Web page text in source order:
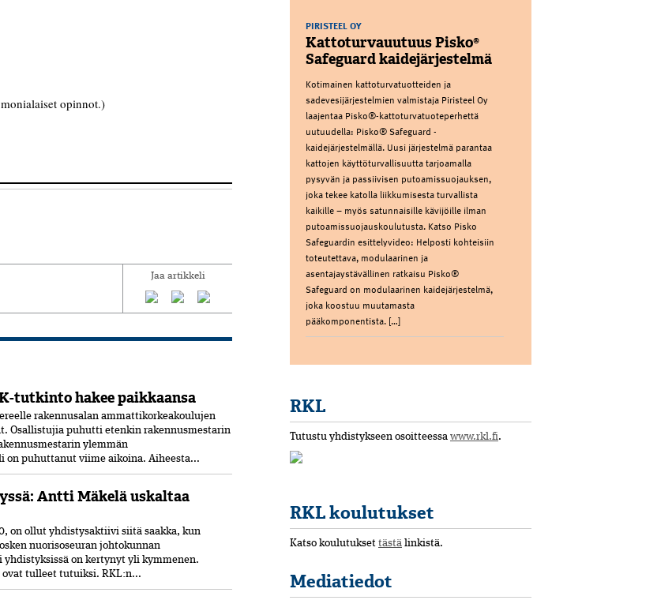
opinnot.)
Jaa artikkeli
tutkinto hakee paikkaansa
rakennusalan ammattikorkeakoulujen
Osallistujia puhutti etenkin rakennusmestarin
ylemmän
puhuttanut viime ­aikoina. ­Aiheesta...
Antti Mäkelä uskaltaa
on ollut yhdistysaktiivi siitä saakka, kun
nuoriso­seuran johtokunnan
on kertynyt yli kymmenen.
tulleet tutuiksi. RKL:n...
PIRISTEEL OY
Kattoturvauutuus Pisko®
Safeguard kaidejärjestelmä
Kotimainen kattoturvatuotteiden ja
sadevesijärjestelmien valmistaja Piristeel Oy
laajentaa Pisko®-kattoturvatuoteperhettä
uutuudella: Pisko® Safeguard -
kaidejärjestelmällä. Uusi järjestelmä parantaa
kattojen käyttöturvallisuutta tarjoamalla
pysyvän ja passiivisen putoamissuojauksen,
joka tekee katolla liikkumisesta turvallista
kaikille – myös satunnaisille kävijöille ilman
putoamissuojauskoulutusta. Katso Pisko
Safeguardin esittelyvideo: Helposti kohteisiin
toteutettava, modulaarinen ja
asentajaystävällinen ratkaisu Pisko®
Safeguard on modulaarinen kaidejärjestelmä,
joka koostuu muutamasta
pääkomponentista. […]
RKL
Tutustu yhdistykseen osoitteessa www.rkl.fi.
RKL koulutukset
Katso koulutukset tästä linkistä.
Mediatiedot